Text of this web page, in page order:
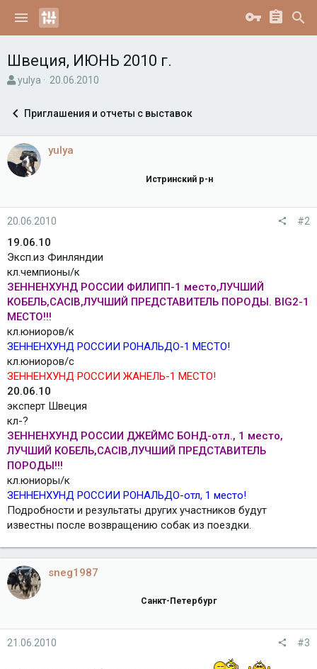
Швеция, ИЮНЬ 2010 г.
А
о
т
е
м
yulya
Д
а
а
20.06.2010
Приглашения и отчеты с выставок
yulya
Истринский р-н
20.06.2010 #2
19.06.10
Эксп.из Финляндии
кл.чемпионы/к
ЗЕННЕНХУНД РОССИИ ФИЛИПП-1 место,ЛУЧШИЙ
КОБЕЛЬ,САСIВ,ЛУЧШИЙ ПРЕДСТАВИТЕЛЬ ПОРОДЫ. ВIG2-1
МЕСТО!!!
кл.юниоров/к
ЗЕННЕНХУНД РОССИИ РОНАЛЬДО-1 МЕСТО!
кл.юниоров/с
ЗЕННЕНХУНД РОССИИ ЖАНЕЛЬ-1 МЕСТО!
20.06.10
эксперт Швеция
кл-?
ЗЕННЕНХУНД РОССИИ ДЖЕЙМС БОНД-отл., 1 место,
ЛУЧШИЙ КОБЕЛЬ,CACIB,ЛУЧШИЙ ПРЕДСТАВИТЕЛЬ
ПОРОДЫ!!!
кл.юниоры/к
ЗЕННЕНХУНД РОССИИ РОНАЛЬДО-отл, 1 место!
Подробности и результаты других участников будут
известны после возвращению собак из поездки.
sneg1987
Санкт-Петербург
21.06.2010 #3